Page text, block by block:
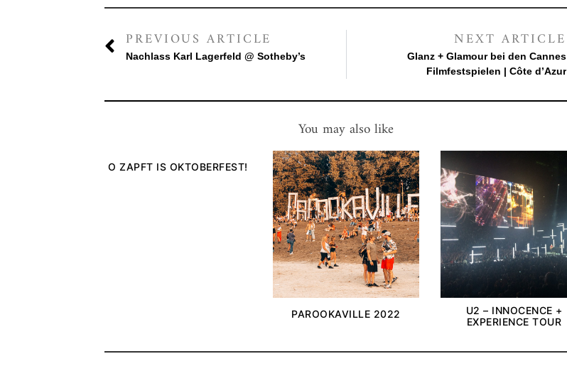
PREVIOUS ARTICLE
Nachlass Karl Lagerfeld @ Sotheby’s
NEXT ARTICLE
Glanz + Glamour bei den Cannes
Filmfestspielen | Côte d’Azur
You may also like
O ZAPFT IS OKTOBERFEST!
PAROOKAVILLE 2022
U2 – INNOCENCE +
EXPERIENCE TOUR